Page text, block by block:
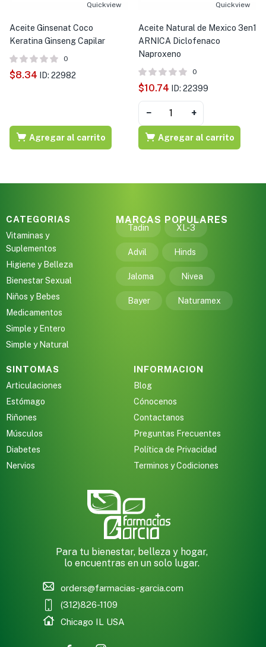
Quickview
Aceite Ginsenat Coco
Keratina Ginseng Capilar
0
$8.34 ID: 22982
Agregar al carrito
Quickview
Aceite Natural de Mexico 3en1
ARNICA Diclofenaco
Naproxeno
0
$10.74 ID: 22399
− +
Agregar al carrito
CATEGORIAS
Vitaminas y
Suplementos
Higiene y Belleza
Bienestar Sexual
Niños y Bebes
Medicamentos
Simple y Entero
Simple y Natural
MARCAS POPULARES
Tadin XL-3
Advil Hinds
Jaloma Nivea
Bayer Naturamex
SINTOMAS
Articulaciones
Estómago
Riñones
Músculos
Diabetes
Nervios
INFORMACION
Blog
Cónocenos
Contactanos
Preguntas Frecuentes
Política de Privacidad
Terminos y Codiciones
Para tu bienestar, belleza y hogar,
lo encuentras en un solo lugar.
orders@farmacias-garcia.com
(312)826-1109
Chicago IL USA